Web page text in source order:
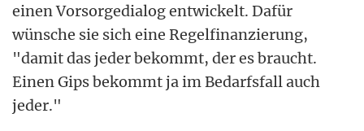
einen Vorsorgedialog entwickelt. Dafür
wünsche sie sich eine Regelfinanzierung,
"damit das jeder bekommt, der es braucht.
Einen Gips bekommt ja im Bedarfsfall auch
jeder."